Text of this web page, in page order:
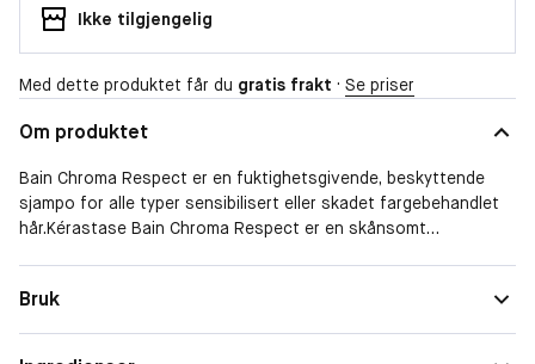
Ikke tilgjengelig
Med dette produktet får du gratis frakt · Se priser
Om produktet
Bain Chroma Respect er en fuktighetsgivende, beskyttende
sjampo for alle typer sensibilisert eller skadet fargebehandlet
hår.Kérastase Bain Chroma Respect er en skånsomt
tilpasset tyny til middels tykt hår. Denne lyserosa, kremaktige
gelkonsistensen, beriket med en kombinasjon av aminosyre og
Bruk